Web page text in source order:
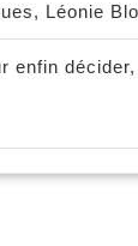
Léonie
enfin